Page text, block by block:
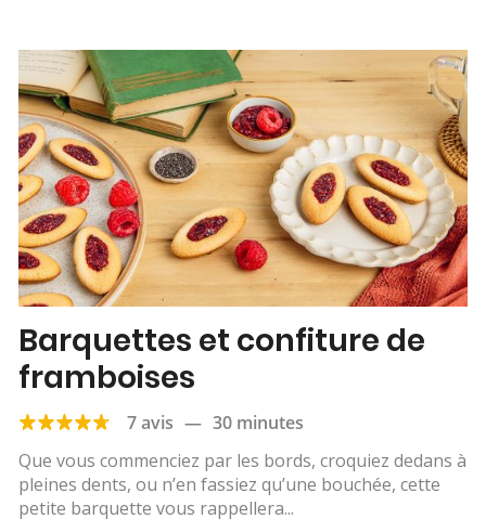
Barquettes et confiture de
framboises
7 avis — 30 minutes
Que vous commenciez par les bords, croquiez dedans à
pleines dents, ou n’en fassiez qu’une bouchée, cette
petite barquette vous rappellera...